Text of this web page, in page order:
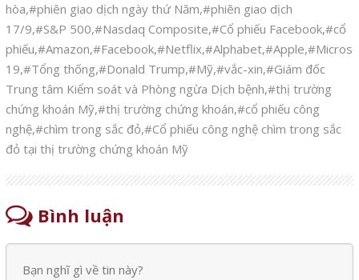
hòa,#phiên giao dịch ngày thứ Năm,#phiên giao dịch
17/9,#S&P 500,#Nasdaq Composite,#Cổ phiếu Facebook,#cổ
phiếu,#Amazon,#Facebook,#Netflix,#Alphabet,#Apple,
19,#Tổng thống,#Donald Trump,#Mỹ,#vắc-xin,#Giám đốc
Trung tâm Kiểm soát và Phòng ngừa Dịch bệnh,#thị trường
chứng khoán Mỹ,#thị trường chứng khoán,#cổ phiếu công
nghệ,#chìm trong sắc đỏ,#Cổ phiếu công nghệ chìm trong sắc
đỏ tại thị trường chứng khoán Mỹ
Bình luận